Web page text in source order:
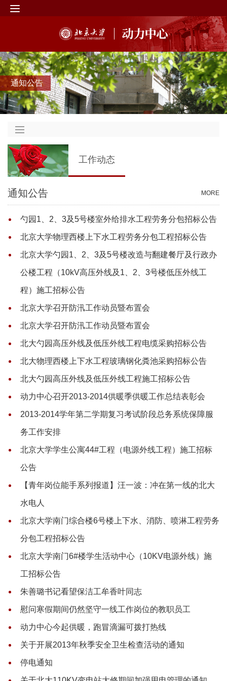
通知公告
工作动态
MORE
通知公告
勺园1、2、3及5号楼室外给排水工程劳务分包招标公告
北京大学物理西楼上下水工程劳务分包工程招标公告
北京大学勺园1、2、3及5号楼改造与翻建餐厅及行政办
公楼工程（10kV高压外线及1、2、3号楼低压外线工
程）施工招标公告
北京大学召开防汛工作动员暨布置会
北京大学召开防汛工作动员暨布置会
北大勺园高压外线及低压外线工程电缆采购招标公告
北大物理西楼上下水工程玻璃钢化粪池采购招标公告
北大勺园高压外线及低压外线工程施工招标公告
动力中心召开2013-2014供暖季供暖工作总结表彰会
2013-2014学年第二学期复习考试阶段总务系统保障服
务工作安排
北京大学学生公寓44#工程（电源外线工程）施工招标
公告
【青年岗位能手系列报道】汪一波：冲在第一线的北大
水电人
北京大学南门综合楼6号楼上下水、消防、喷淋工程劳务
分包工程招标公告
北京大学南门6#楼学生活动中心（10KV电源外线）施
工招标公告
朱善璐书记看望保洁工牟香叶同志
慰问寒假期间仍然坚守一线工作岗位的教职员工
动力中心今起供暖，跑冒滴漏可拨打热线
关于开展2013年秋季安全卫生检查活动的通知
停电通知